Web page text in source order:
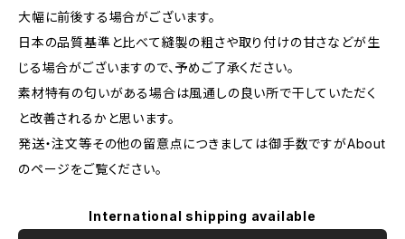
大幅に前後する場合がございます。
日本の品質基準と比べて縫製の粗さや取り付けの甘さなどが生
じる場合がございますので、予めご了承ください。
素材特有の匂いがある場合は風通しの良い所で干していただく
と改善されるかと思います。
発送・注文等その他の留意点につきましては御手数ですがAbout
のページをご覧ください。
International shipping available